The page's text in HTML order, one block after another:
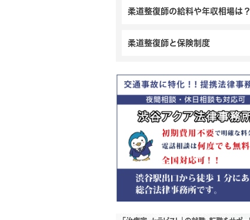
柔道整復師の給料や年収相場は？
柔道整復師と保険制度